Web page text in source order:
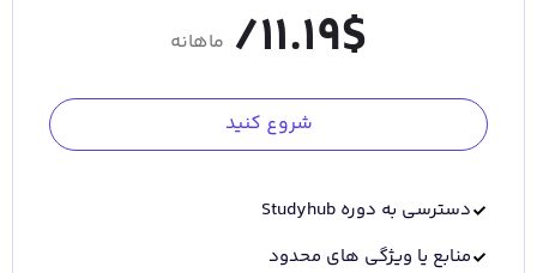
$
11.19/ ماهانه
شروع کنید
دسترسی به دوره Studyhub
منابع یا ویژگی های محدود